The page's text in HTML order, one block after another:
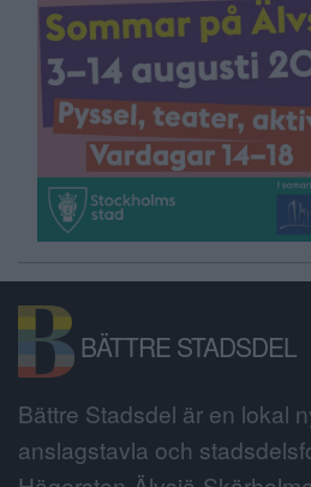
BÄTTRE STADSDEL
Bättre Stadsdel är en lokal
anslagstavla och